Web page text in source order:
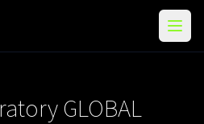
メニ
GLOBAL